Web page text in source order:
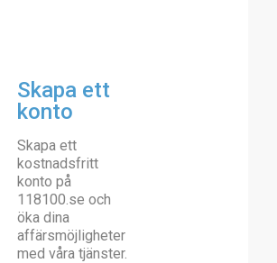
Skapa ett
konto
Skapa ett
kostnadsfritt
konto på
118100.se och
öka dina
affärsmöjligheter
med våra tjänster.